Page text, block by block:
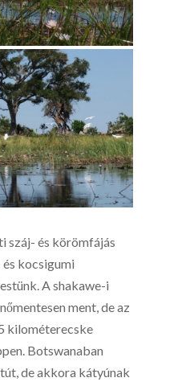
száj- és körömfájás
kocsigumi
A shakawe-i
ment, de az
kilométerecske
Botswanaban
de akkora kátyúnak